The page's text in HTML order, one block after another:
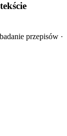
przepisów ·